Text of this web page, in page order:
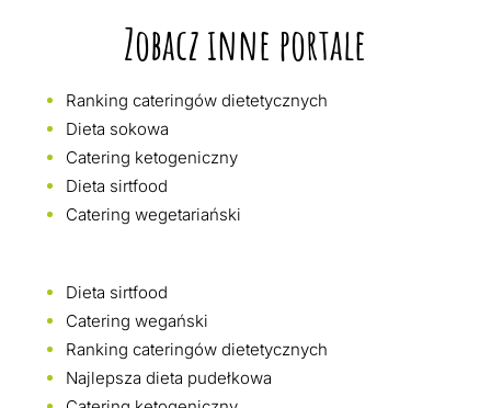
Zobacz inne portale
Ranking cateringów dietetycznych
Dieta sokowa
Catering ketogeniczny
Dieta sirtfood
Catering wegetariański
Dieta sirtfood
Catering wegański
Ranking cateringów dietetycznych
Najlepsza dieta pudełkowa